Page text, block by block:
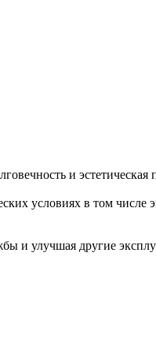
и эстетическая
условиях в том числе
и улучшая другие